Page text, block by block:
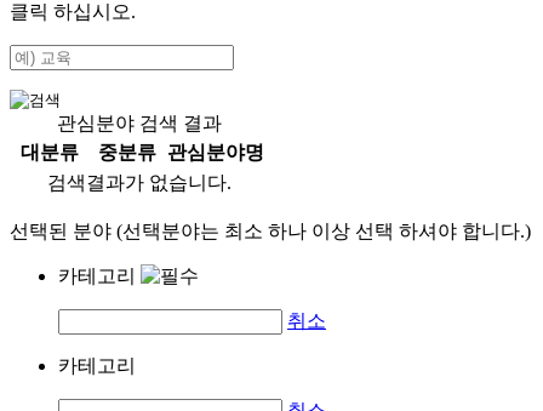
클릭 하십시오.
관심분야 검색 결과
대분류
중분류
관심분야명
검색결과가 없습니다.
선택된 분야 (선택분야는 최소 하나 이상 선택 하셔야 합니다.)
카테고리
취소
카테고리